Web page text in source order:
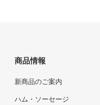
商品情報
新商品のご案内
ハム・ソーセージ